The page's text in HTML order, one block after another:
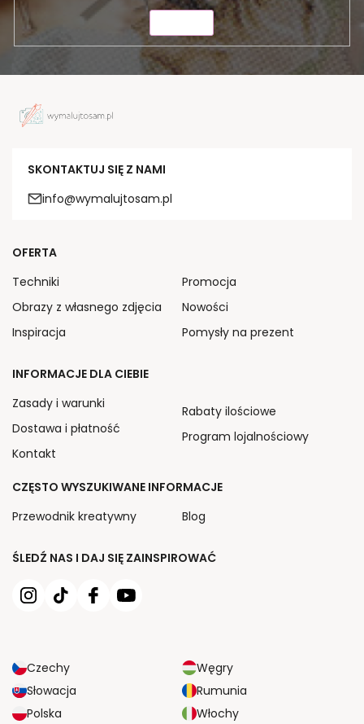
SKONTAKTUJ SIĘ Z NAMI
info@wymalujtosam.pl
ŚLEDŹ NAS I DAJ SIĘ ZAINSPIROWAĆ
Czechy
Węgry
Słowacja
Rumunia
Polska
Włochy
OFERTA
Techniki
Obrazy z własnego zdjęcia
Inspiracja
Promocja
Nowości
Pomysły na prezent
INFORMACJE DLA CIEBIE
Zasady i warunki
Dostawa i płatność
Kontakt
Rabaty ilościowe
Program lojalnościowy
CZĘSTO WYSZUKIWANE INFORMACJE
Przewodnik kreatywny
Blog